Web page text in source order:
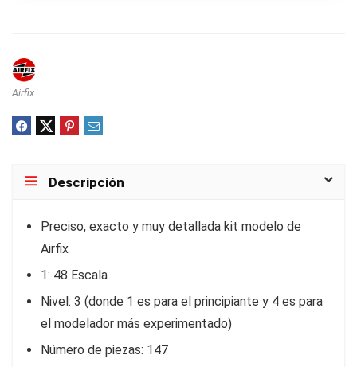
Airfix
Descripción
Preciso, exacto y muy detallada kit modelo de
Airfix
1: 48 Escala
Nivel: 3 (donde 1 es para el principiante y 4 es para
el modelador más experimentado)
Número de piezas: 147